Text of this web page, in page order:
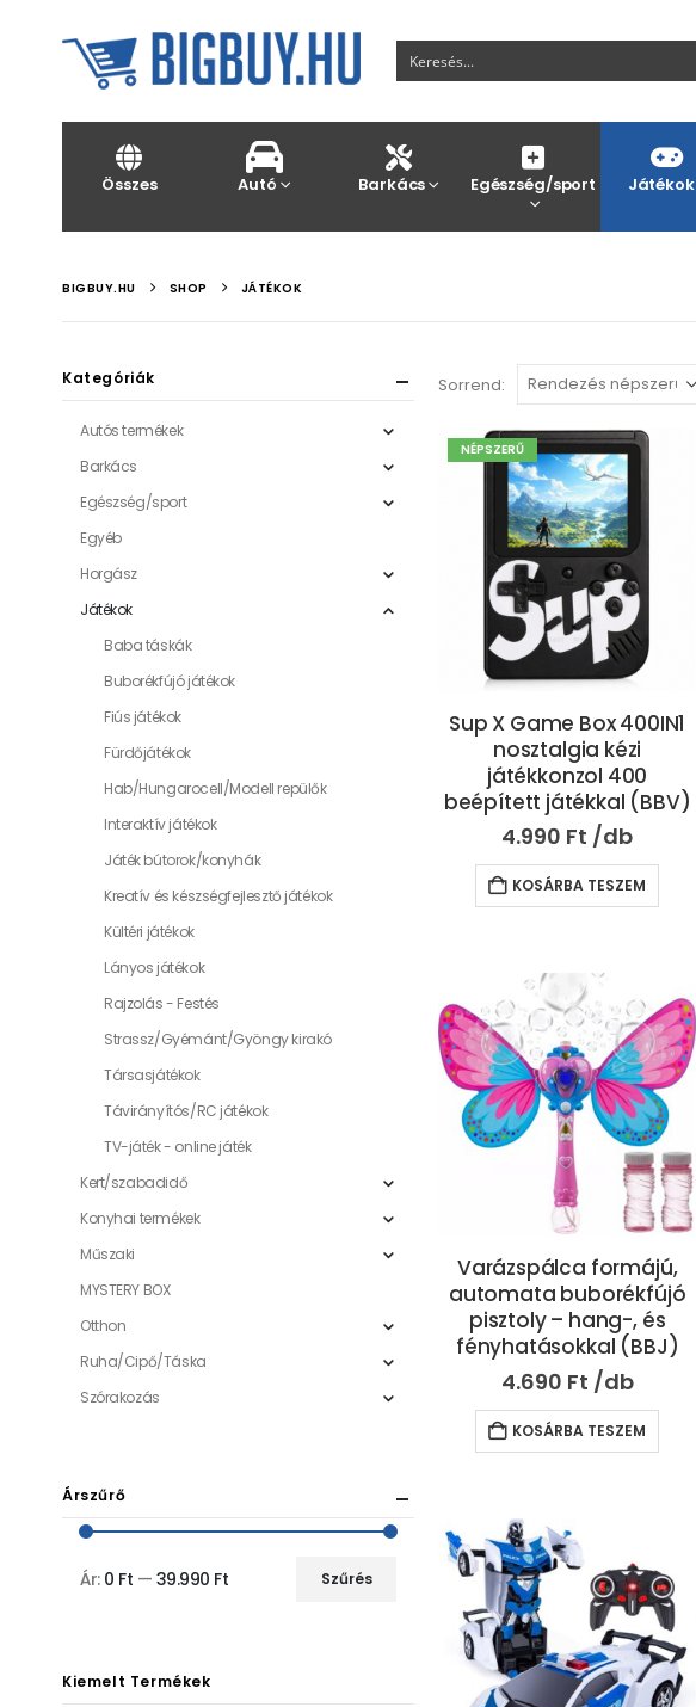
Összes Autó Barkács Egészség/sport Játékok
BIGBUY.HU SHOP JÁTÉKOK
Sorrend:
NÉPSZERŰ
Sup X Game Box 400IN1
nosztalgia kézi
játékkonzol 400
beépített játékkal (BBV)
4.990 Ft
KOSÁRBA TESZEM
Varázspálca formájú,
automata buborékfújó
pisztoly – hang-, és
fényhatásokkal (BBJ)
4.690 Ft
KOSÁRBA TESZEM
Kategóriák
Autós termékek
Barkács
Egészség/sport
Egyéb
Horgász
Játékok
Baba táskák
Buborékfújó játékok
Fiús játékok
Fürdőjátékok
Hab/Hungarocell/Modell repülők
Interaktív játékok
Játék bútorok/konyhák
Kreatív és készségfejlesztő játékok
Kültéri játékok
Lányos játékok
Rajzolás - Festés
Strassz/Gyémánt/Gyöngy kirakó
Társasjátékok
Távirányítós/RC játékok
TV-játék - online játék
Kert/szabadidő
Konyhai termékek
Műszaki
MYSTERY BOX
Otthon
Ruha/Cipő/Táska
Szórakozás
Árszűrő
Szűrés
Ár: 0 Ft — 39.990 Ft
Kiemelt Termékek